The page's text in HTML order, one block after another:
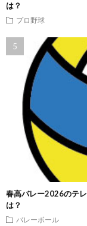
は？
プロ野球
春高バレー2026のテ
は？
バレーボール